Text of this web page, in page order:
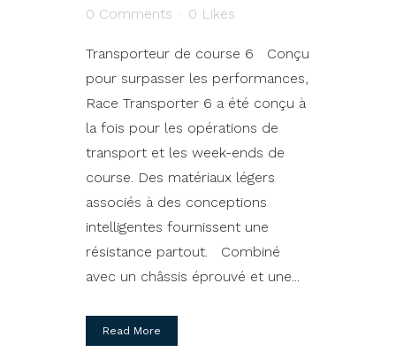
0 Comments
0 Likes
Transporteur de course 6 Conçu
pour surpasser les performances,
Race Transporter 6 a été conçu à
la fois pour les opérations de
transport et les week-ends de
course. Des matériaux légers
associés à des conceptions
intelligentes fournissent une
résistance partout. Combiné
avec un châssis éprouvé et une...
Read More